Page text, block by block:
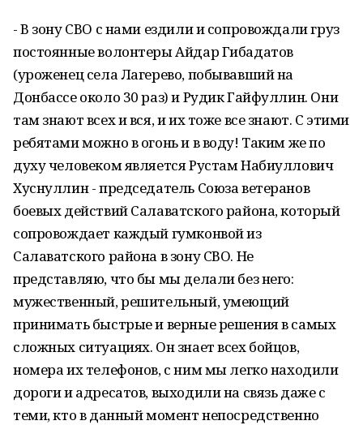
- В зону СВО с нами ездили и сопровождали груз
постоянные волонтеры Айдар Гибадатов
(уроженец села Лагерево, побывавший на
Донбассе около 30 раз) и Рудик Гайфуллин. Они
там знают всех и вся, и их тоже все знают. С этими
ребятами можно в огонь и в воду! Таким же по
духу человеком является Рустам Набиуллович
Хуснуллин - председатель Союза ветеранов
боевых действий Салаватского района, который
сопровождает каждый гумконвой из
Салаватского района в зону СВО. Не
представляю, что бы мы делали без него:
мужественный, решительный, умеющий
принимать быстрые и верные решения в самых
сложных ситуациях. Он знает всех бойцов,
номера их телефонов, с ним мы легко находили
дороги и адресатов, выходили на связь даже с
теми, кто в данный момент непосредственно